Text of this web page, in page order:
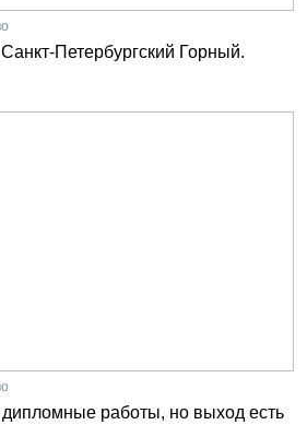
Петербургский Горный.
работы, но выход есть